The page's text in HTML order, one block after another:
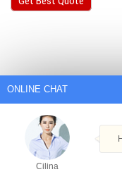
Cilina